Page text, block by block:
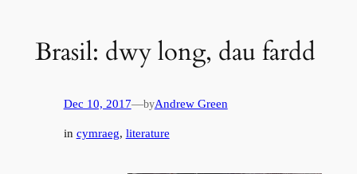
Brasil: dwy long, dau fardd
Dec 10, 2017—byAndrew Green
in cymraeg, literature